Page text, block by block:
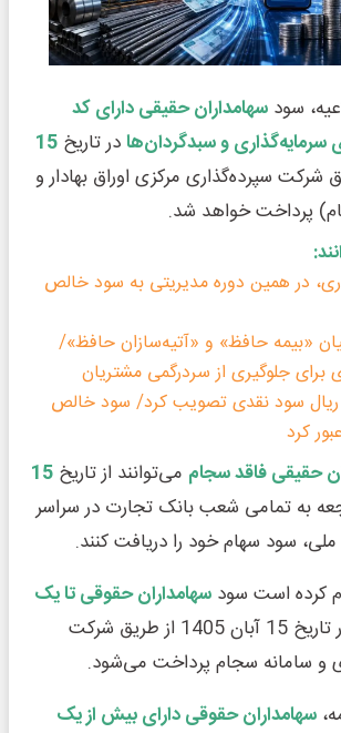
سود سهامداران حقیقی دارای کد
و سبدگردان‌هادر تاریخ 15
شرکت سپرده‌گذاری مرکزی اوراق بهادار و
پرداخت خواهد شد.
در همین دوره مدیریتی به سود خالص
«بیمه حافظ» و «آتیه‌سازان حافظ»/
جلوگیری از سردرگمی مشتریان
مجمع بیمه ما ۳۰۰ ریال سود نقدی تصویب کرد/ سود خالص
حقیقی فاقد سجام می‌توانند از تاریخ 15
به تمامی شعب بانک تجارت در سراسر
ملی، سود سهام خود را دریافت کنند.
کرده است سود سهامداران حقوقی تا یک
نیز در تاریخ 15 آبان 1405 از طریق شرکت
و سامانه سجام پرداخت می‌شود.
سهامداران حقوقی دارای بیش از یک